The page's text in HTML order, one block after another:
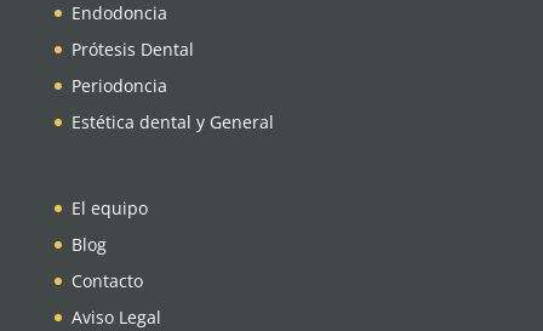
Endodoncia
Prótesis Dental
Periodoncia
Estética dental y General
El equipo
Blog
Contacto
Aviso Legal